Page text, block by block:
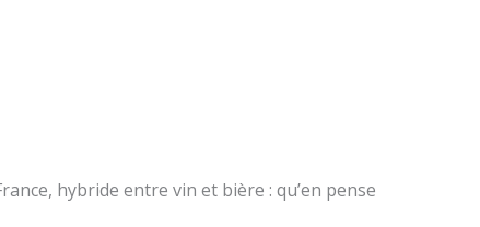
hybride entre vin et bière : qu’en pense